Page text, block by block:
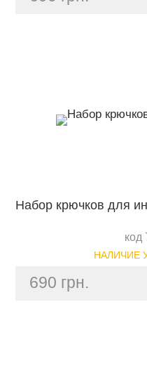
Набор крючков для
код
НАЛИЧИЕ
690 грн.